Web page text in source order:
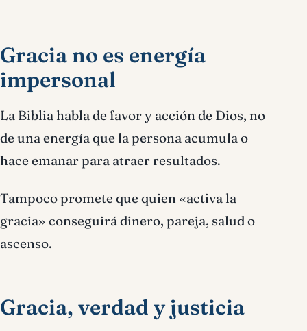
Gracia no es energía
impersonal
La Biblia habla de favor y acción de Dios, no
de una energía que la persona acumula o
hace emanar para atraer resultados.
Tampoco promete que quien «activa la
gracia» conseguirá dinero, pareja, salud o
ascenso.
Gracia, verdad y justicia